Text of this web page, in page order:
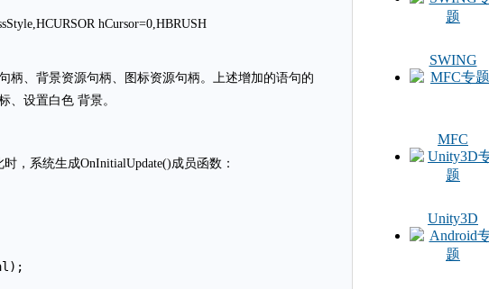
hCursor=0,HBRUSH
柄、背景资源句柄、图标资源句柄。上述增加的语句的
、设置白色 背景。
，系统生成OnInitialUpdate()成员函数：
SWING
MFC
Unity3D